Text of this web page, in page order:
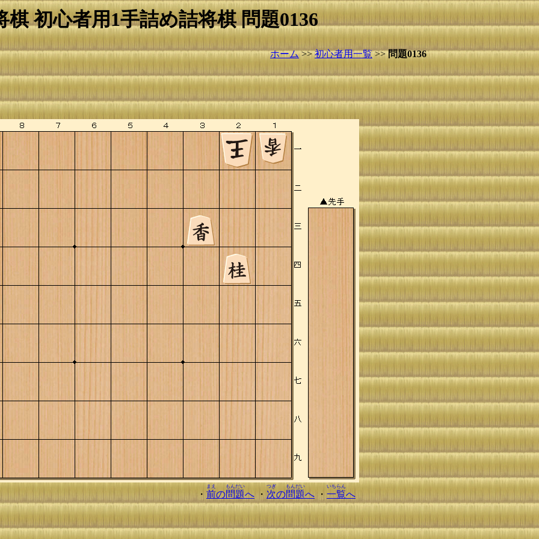
棋 初心者用1手詰め詰将棋 問題0136
ホーム>>初心者用一覧>>問題0136
・ 前
まえ
の問題
もんだい
へ ・次
つぎ
の問題
もんだい
へ ・ 一覧
いちらん
へ